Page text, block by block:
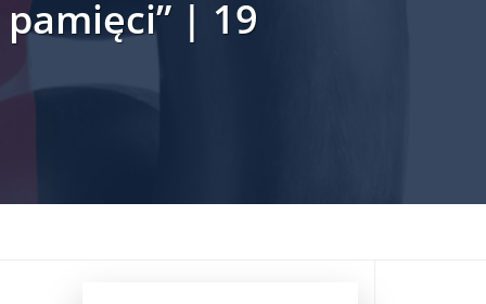
| 19